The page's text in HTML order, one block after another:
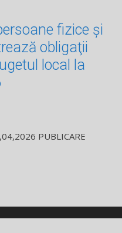
fizice și
obligaţii
local la
PUBLICARE